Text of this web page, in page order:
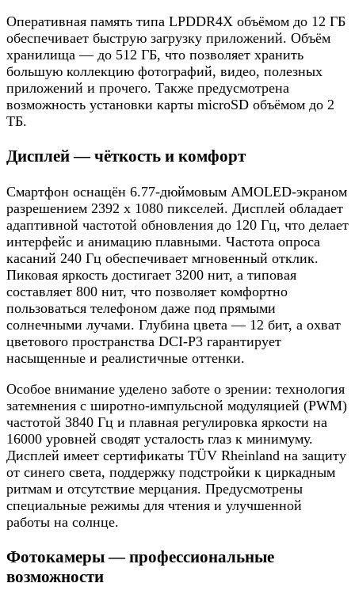
Оперативная память типа LPDDR4X объёмом до 12 ГБ
обеспечивает быструю загрузку приложений. Объём
хранилища — до 512 ГБ, что позволяет хранить
большую коллекцию фотографий, видео, полезных
приложений и прочего. Также предусмотрена
возможность установки карты microSD объёмом до 2
ТБ.
Дисплей — чёткость и комфорт
Смартфон оснащён 6.77-дюймовым AMOLED-экраном
разрешением 2392 x 1080 пикселей. Дисплей обладает
адаптивной частотой обновления до 120 Гц, что делает
интерфейс и анимацию плавными. Частота опроса
касаний 240 Гц обеспечивает мгновенный отклик.
Пиковая яркость достигает 3200 нит, а типовая
составляет 800 нит, что позволяет комфортно
пользоваться телефоном даже под прямыми
солнечными лучами. Глубина цвета — 12 бит, а охват
цветового пространства DCI-P3 гарантирует
насыщенные и реалистичные оттенки.
Особое внимание уделено заботе о зрении: технология
затемнения с широтно-импульсной модуляцией (PWM)
частотой 3840 Гц и плавная регулировка яркости на
16000 уровней сводят усталость глаз к минимуму.
Дисплей имеет сертификаты TÜV Rheinland на защиту
от синего света, поддержку подстройки к циркадным
ритмам и отсутствие мерцания. Предусмотрены
специальные режимы для чтения и улучшенной
работы на солнце.
Фотокамеры — профессиональные
возможности